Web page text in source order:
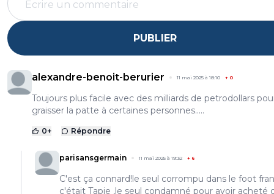
PUBLIER
alexandre-benoit-berurier 11 mai 2025 à 18:10 + 0
Toujours plus facile avec des milliards de petrodollars
graisser la patte à certaines personnes.....
0+ Répondre
parisansgermain 11 mai 2025 à 19:32 + 6
C'est ça connard!le seul corrompu dans le foot
c'était Tapie ,le seul condamné pour avoir acheté